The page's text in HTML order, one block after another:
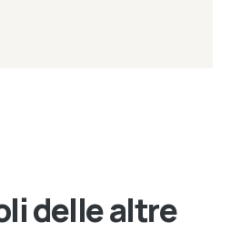
delle altre